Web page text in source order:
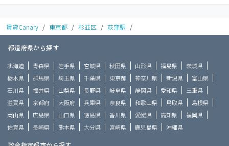
賃貸Canary / 東京都 / 杉並区 / 荻窪駅 /
都道府県から探す
北海道 青森県 岩手県 宮城県 秋田県 山形県 福島県
茨城県
栃木県
群馬県 埼玉県 千葉県 東京都 神奈川県 新潟県
富山県
石川県
福井県 山梨県 長野県 岐阜県 静岡県 愛知県
三重県
滋賀県
京都府 大阪府 兵庫県 奈良県 和歌山県 鳥取県
島根県
岡山県
広島県 山口県 徳島県 香川県 愛媛県 高知県
福岡県
佐賀県
長崎県 熊本県 大分県 宮崎県 鹿児島県 沖縄県